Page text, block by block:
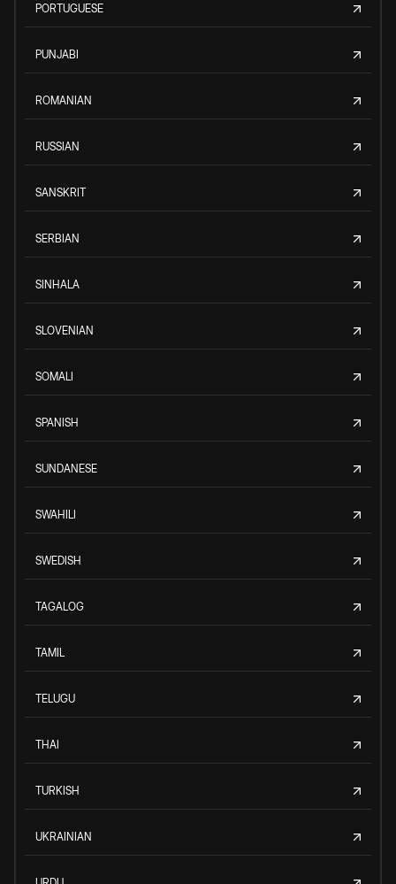
PORTUGUESE
PUNJABI
ROMANIAN
RUSSIAN
SANSKRIT
SERBIAN
SINHALA
SLOVENIAN
SOMALI
SPANISH
SUNDANESE
SWAHILI
SWEDISH
TAGALOG
TAMIL
TELUGU
THAI
TURKISH
UKRAINIAN